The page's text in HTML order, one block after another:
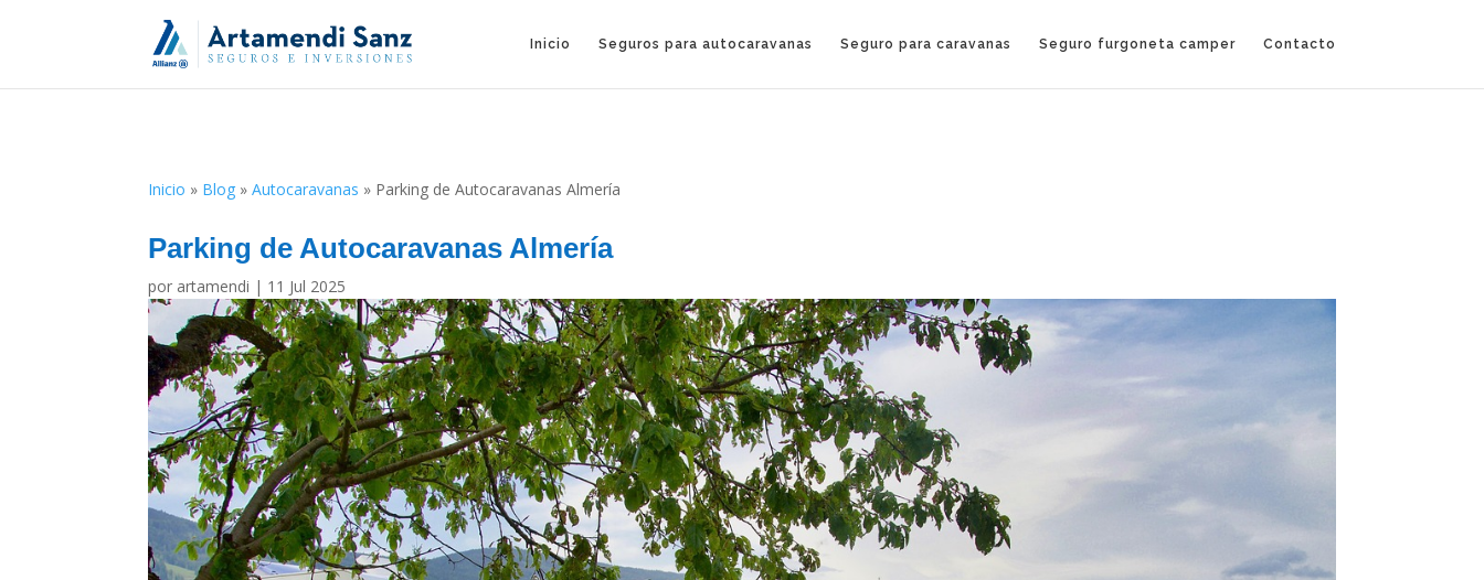
Inicio Seguros para autocaravanas Seguro para caravanas Seguro furgoneta camper Contacto
Inicio » Blog »Autocaravanas » Parking de Autocaravanas Almería
Parking de Autocaravanas Almería
por artamendi | 11 Jul 2025